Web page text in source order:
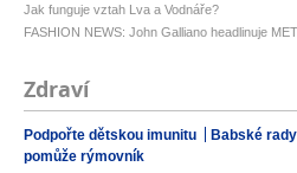
Jak funguje vztah Lva a Vodnáře?
FASHION NEWS: John Galliano headlinuje
Zdraví
Podpořte dětskou imunitu Babské
pomůže rýmovník